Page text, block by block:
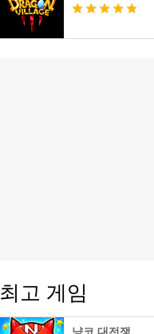
최고 게임